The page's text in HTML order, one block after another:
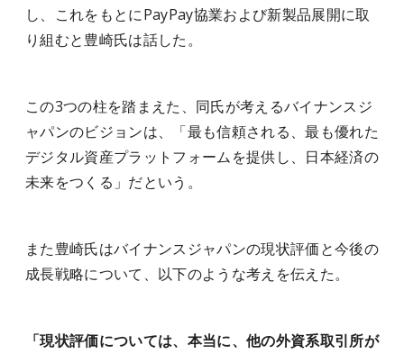
し、これをもとにPayPay協業および新製品展開に取
り組むと豊崎氏は話した。
この3つの柱を踏まえた、同氏が考えるバイナンスジ
ャパンのビジョンは、「最も信頼される、最も優れた
デジタル資産プラットフォームを提供し、日本経済の
未来をつくる」だという。
また豊崎氏はバイナンスジャパンの現状評価と今後の
成長戦略について、以下のような考えを伝えた。
「現状評価については、本当に、他の外資系取引所が